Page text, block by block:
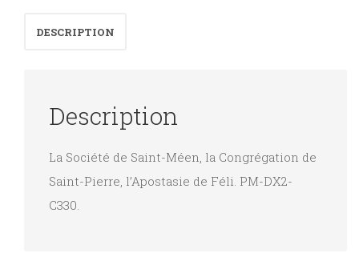
M.
Mennais.
DESCRIPTION
Description
La Société de Saint-Méen, la Congrégation de
Saint-Pierre, l’Apostasie de Féli. PM-DX2-
C330.